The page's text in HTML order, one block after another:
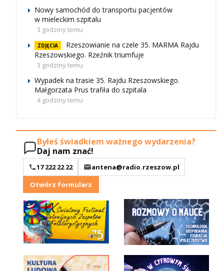
Nowy samochód do transportu pacjentów
w mieleckim szpitalu
3 godziny temu
ZDJĘCIA
Rzeszowianie na czele 35. MARMA Rajdu
Rzeszowskiego. Rzeźnik triumfuje
3 godziny temu
Wypadek na trasie 35. Rajdu Rzeszowskiego.
Małgorzata Prus trafiła do szpitala
4 godziny temu
Byłeś świadkiem ważnego wydarzenia?
Daj nam znać!
17 222 22 22
antena@radio.rzeszow.pl
Otwórz formularz